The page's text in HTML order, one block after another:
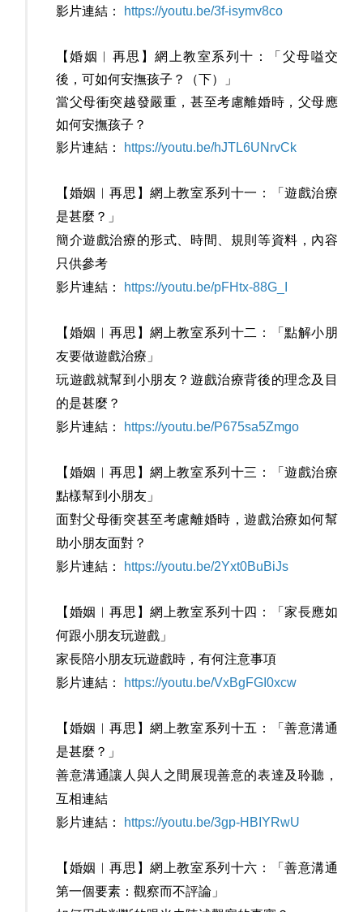
影片連結： https://youtu.be/3f-isymv8co
【婚姻︳再思】網上教室系列十：「父母嗌交
後，可如何安撫孩子？（下）」
當父母衝突越發嚴重，甚至考慮離婚時，父母應
如何安撫孩子？
影片連結：
https://youtu.be/hJTL6UNrvCk
【婚姻︳再思】網上教室系列十一：「遊戲治療
是甚麼？」
簡介遊戲治療的形式、時間、規則等資料，內容
只供參考
影片連結：
https://youtu.be/pFHtx-88G_I
【婚姻︳再思】網上教室系列十二：「點解小朋
友要做遊戲治療」
玩遊戲就幫到小朋友？遊戲治療背後的理念及目
的是甚麼？
影片連結：
https://youtu.be/P675sa5Zmgo
【婚姻︳再思】網上教室系列十三：「遊戲治療
點樣幫到小朋友」
面對父母衝突甚至考慮離婚時，遊戲治療如何幫
助小朋友面對？
影片連結：
https://youtu.be/2Yxt0BuBiJs
【婚姻︳再思】網上教室系列十四：「家長應如
何跟小朋友玩遊戲」
家長陪小朋友玩遊戲時，有何注意事項
影片連結：
https://youtu.be/VxBgFGI0xcw
【婚姻︳再思】網上教室系列十五：「善意溝通
是甚麼？」
善意溝通讓人與人之間展現善意的表達及聆聽，
互相連結
影片連結：
https://youtu.be/3gp-HBIYRwU
【婚姻︳再思】網上教室系列十六：「善意溝通
第一個要素： 觀察而不評論」